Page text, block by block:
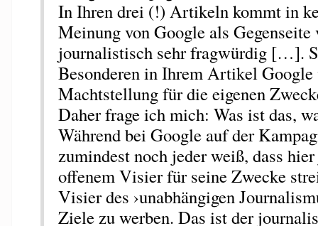
In Ihren drei (!) Artikeln kommt in
Meinung von Google als
journalistisch sehr fragwürdig […].
Besonderen in Ihrem Artikel Google
Machtstellung für die eigenen
Daher frage ich mich: Was ist das,
Während bei Google auf der
zumindest noch jeder weiß, dass
offenem Visier für seine Zwecke
Visier des ›unabhängigen
Ziele zu werben. Das ist der